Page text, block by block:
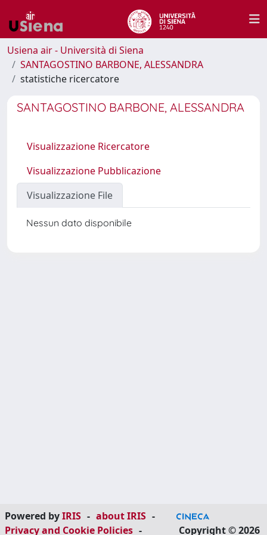
Usiena air - Università di Siena
SANTAGOSTINO BARBONE, ALESSANDRA
statistiche ricercatore
SANTAGOSTINO BARBONE, ALESSANDRA
Visualizzazione Ricercatore
Visualizzazione Pubblicazione
Visualizzazione File
Nessun dato disponibile
Powered byIRIS - about IRIS -
Privacy and Cookie Policies - Copyright © 2026